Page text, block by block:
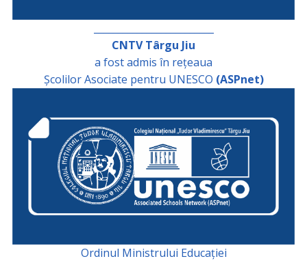
CNTV Târgu Jiu
a fost admis în rețeaua
Școlilor Asociate pentru UNESCO (ASPnet)
Ordinul Ministrului Educației